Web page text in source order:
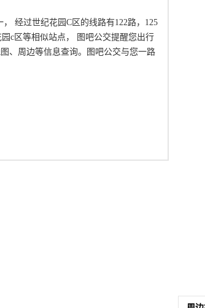
经过世纪花园C区的线路有122路，125
c区等相似站点， 图吧公交提醒您出行
、周边等信息查询。图吧公交与您一路